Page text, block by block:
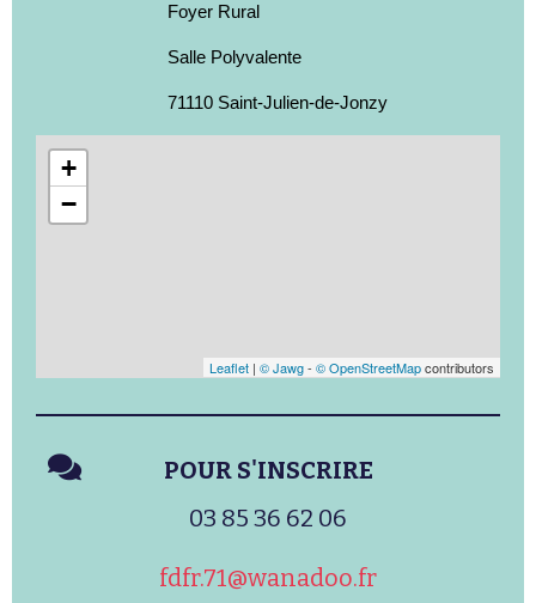
Foyer Rural
Salle Polyvalente
71110 Saint-Julien-de-Jonzy
+
−
Leaflet | © Jawg- © OpenStreetMapcontributors
POUR S'INSCRIRE
03 85 36 62 06
fdfr.71@wanadoo.fr